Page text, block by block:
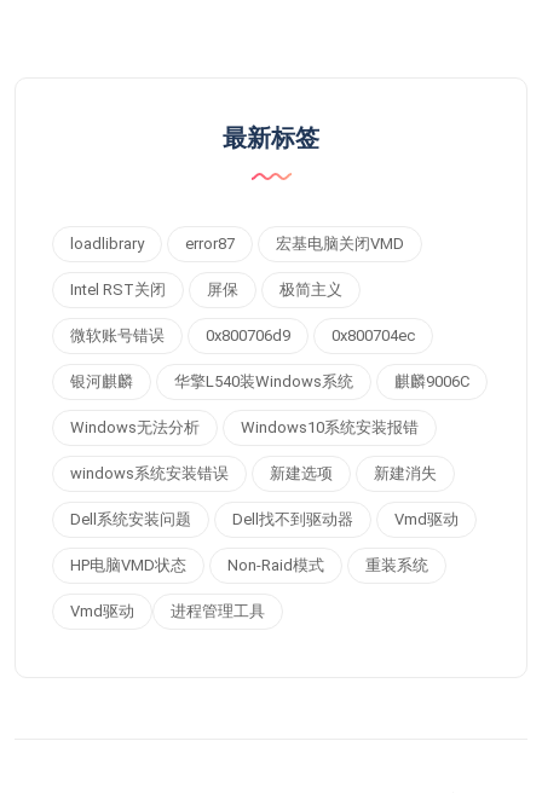
最新标签
loadlibrary error87 宏基电脑关闭VMD
Intel RST关闭 屏保 极简主义
微软账号错误 0x800706d9 0x800704ec
银河麒麟 华擎L540装Windows系统 麒麟9006C
Windows无法分析 Windows10系统安装报错
windows系统安装错误 新建选项 新建消失
Dell系统安装问题 Dell找不到驱动器 Vmd驱动
HP电脑VMD状态 Non-Raid模式 重装系统
Vmd驱动 进程管理工具